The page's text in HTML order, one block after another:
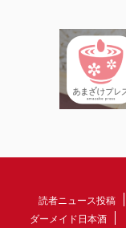
読者ニュース投稿
ダーメイド日本酒